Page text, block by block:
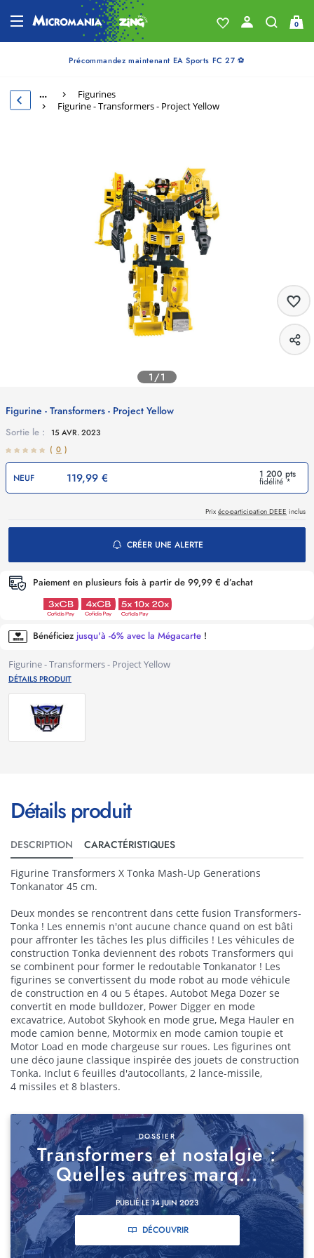
0
Précommandez maintenant EA Sports FC 27 ⚽
…
Figurines
Figurine - Transformers - Project Yellow
1/1
Figurine - Transformers - Project Yellow
Sortie le :
15 AVR. 2023
( 0 )
NEUF 119,99 € 1 200 pts
fidélité *
Prix éco-participation DEEE inclus
CRÉER UNE ALERTE
Paiement en plusieurs fois à partir de 99,99 € d’achat
Bénéficiez jusqu'à -6% avec la Mégacarte !
Figurine - Transformers - Project Yellow
DÉTAILS PRODUIT
Détails produit
DESCRIPTION CARACTÉRISTIQUES
Figurine Transformers X Tonka Mash-Up Generations
Tonkanator 45 cm.
Deux mondes se rencontrent dans cette fusion Transformers-
Tonka ! Les ennemis n'ont aucune chance quand on est bâti
pour affronter les tâches les plus difficiles ! Les véhicules de
construction Tonka deviennent des robots Transformers qui
se combinent pour former le redoutable Tonkanator ! Les
figurines se convertissent du mode robot au mode véhicule
de construction en 4 ou 5 étapes. Autobot Mega Dozer se
convertit en mode bulldozer, Power Digger en mode
excavatrice, Autobot Skyhook en mode grue, Mega Hauler en
mode camion benne, Motormix en mode camion toupie et
Motor Load en mode chargeuse sur roues. Les figurines ont
une déco jaune classique inspirée des jouets de construction
Tonka. Inclut 6 feuilles d'autocollants, 2 lance-missile,
4 missiles et 8 blasters.
DOSSIER
Transformers et nostalgie :
Quelles autres marq...
PUBLIÉ LE 14 JUIN 2023
DÉCOUVRIR